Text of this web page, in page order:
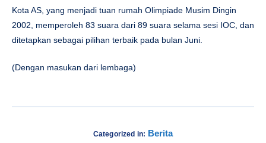
Kota AS, yang menjadi tuan rumah Olimpiade Musim Dingin
2002, memperoleh 83 suara dari 89 suara selama sesi IOC, dan
ditetapkan sebagai pilihan terbaik pada bulan Juni.
(Dengan masukan dari lembaga)
Categorized in: Berita